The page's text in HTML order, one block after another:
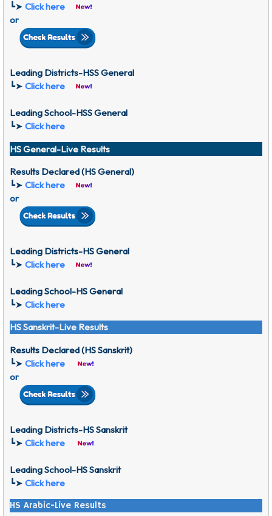
┗➤ Click here
or
Leading Districts-HSS General
┗➤ Click here
Leading School-HSS General
┗➤ Click here
HS General-Live Results
Results Declared (HS General)
┗➤ Click here
or
Leading Districts-HS General
┗➤ Click here
Leading School-HS General
┗➤ Click here
HS Sanskrit-Live Results
Results Declared (HS Sanskrit)
┗➤ Click here
or
Leading Districts-HSSanskrit
┗➤ Click here
Leading School-HSSanskrit
┗➤ Click here
HS Arabic-Live Results